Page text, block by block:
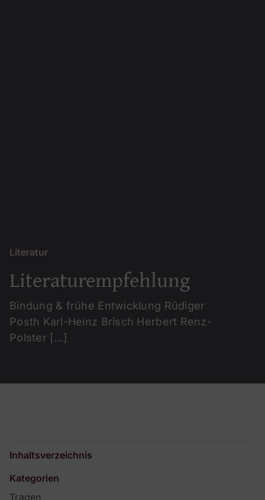
Literatur
Literaturempfehlung
Bindung & frühe Entwicklung Rüdiger
Posth Karl-Heinz Brisch Herbert Renz-
Polster [...]
Inhaltsverzeichnis
Kategorien
Tragen